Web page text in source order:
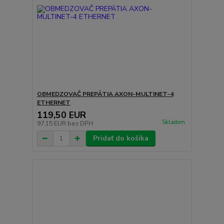
OBMEDZOVAČ PREPÄTIA AXON-MULTINET-4
ETHERNET
119,50 EUR
97,15 EUR bez DPH Skladom
Pridať do košíka